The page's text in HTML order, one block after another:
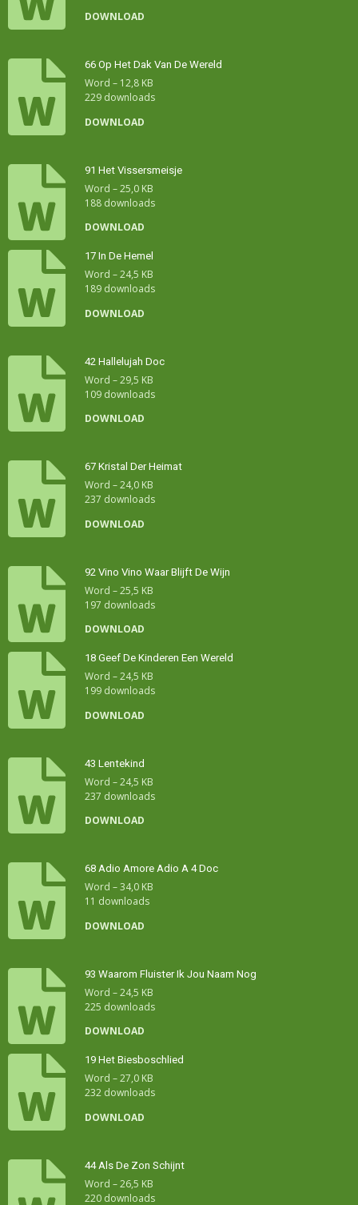
DOWNLOAD
66 Op Het Dak Van De Wereld
Word – 12,8 KB
229 downloads
DOWNLOAD
91 Het Vissersmeisje
Word – 25,0 KB
188 downloads
DOWNLOAD
17 In De Hemel
Word – 24,5 KB
189 downloads
DOWNLOAD
42 Hallelujah Doc
Word – 29,5 KB
109 downloads
DOWNLOAD
67 Kristal Der Heimat
Word – 24,0 KB
237 downloads
DOWNLOAD
92 Vino Vino Waar Blijft De Wijn
Word – 25,5 KB
197 downloads
DOWNLOAD
18 Geef De Kinderen Een Wereld
Word – 24,5 KB
199 downloads
DOWNLOAD
43 Lentekind
Word – 24,5 KB
237 downloads
DOWNLOAD
68 Adio Amore Adio A 4 Doc
Word – 34,0 KB
11 downloads
DOWNLOAD
93 Waarom Fluister Ik Jou Naam Nog
Word – 24,5 KB
225 downloads
DOWNLOAD
19 Het Biesboschlied
Word – 27,0 KB
232 downloads
DOWNLOAD
44 Als De Zon Schijnt
Word – 26,5 KB
220 downloads